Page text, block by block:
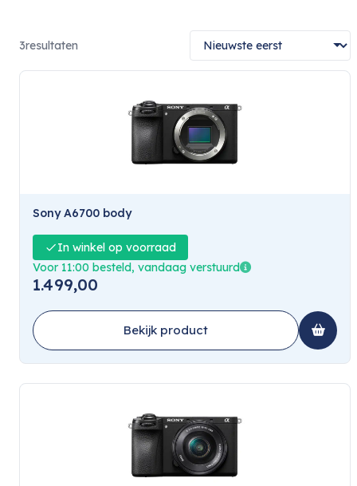
3resultaten
Sony A6700 body
In winkel op voorraad
Voor 11:00 besteld, vandaag verstuurd
1.499,00
Bekijk product